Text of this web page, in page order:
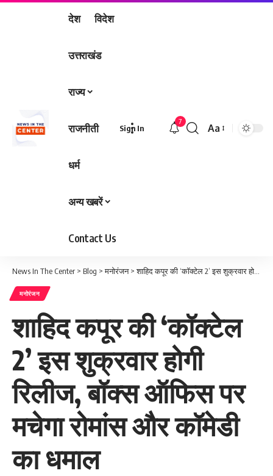
देश विदेश
उत्तराखंड
राज्य
राजनीती
धर्म
अन्य खबरें
Contact Us
Sign In
7
Font
Aa
News In The Center > Blog >मनोरंजन>शाहिद कपूर की ‘कॉक्टेल 2’ इस शुक्रवार होगी रिलीज, बॉक्स ऑफिस पर मचेगा रोमांस और कॉमेडी का धमाल
मनोरंजन
शाहिद कपूर की ‘कॉक्टेल
2’ इस शुक्रवार होगी
रिलीज, बॉक्स ऑफिस पर
मचेगा रोमांस और कॉमेडी
का धमाल